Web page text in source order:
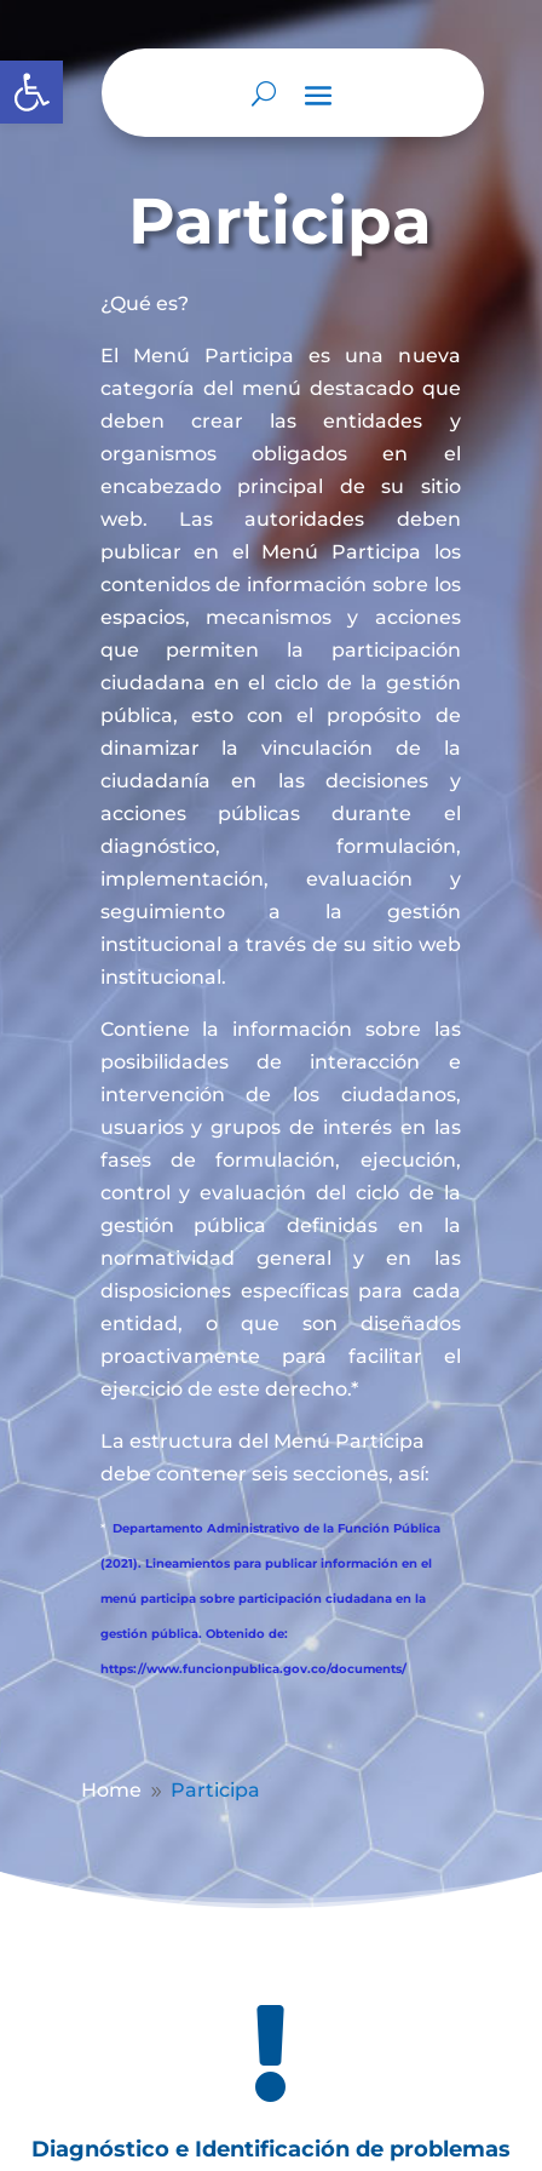
Abrir barra de herramientas
Participa
¿Qué es?
El Menú Participa es una nueva
categoría del menú destacado que
deben crear las entidades y
organismos obligados en el
encabezado principal de su sitio
web. Las autoridades deben
publicar en el Menú Participa los
contenidos de información sobre los
espacios, mecanismos y acciones
que permiten la participación
ciudadana en el ciclo de la gestión
pública, esto con el propósito de
dinamizar la vinculación de la
ciudadanía en las decisiones y
acciones públicas durante el
diagnóstico, formulación,
implementación, evaluación y
seguimiento a la gestión
institucional a través de su sitio web
institucional.
Contiene la información sobre las
posibilidades de interacción e
intervención de los ciudadanos,
usuarios y grupos de interés en las
fases de formulación, ejecución,
control y evaluación del ciclo de la
gestión pública definidas en la
normatividad general y en las
disposiciones específicas para cada
entidad, o que son diseñados
proactivamente para facilitar el
ejercicio de este derecho.*
La estructura del Menú Participa
debe contener seis secciones, así:
* Departamento Administrativo de la Función Pública
(2021). Lineamientos para publicar información en el
menú participa sobre participación ciudadana en la
gestión pública. Obtenido de:
https://www.funcionpublica.gov.co/documents/
Home 9 Participa

Diagnóstico e Identificación de problemas